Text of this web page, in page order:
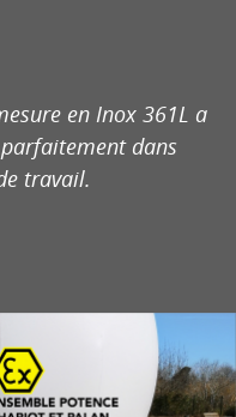
en Inox 361L a
dans
travail.